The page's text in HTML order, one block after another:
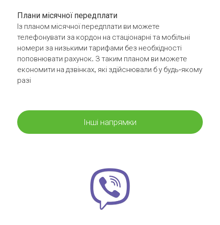
Плани місячної передплати
Із планом місячної передплати ви можете
телефонувати за кордон на стаціонарні та мобільні
номери за низькими тарифами без необхідності
поповнювати рахунок. З таким планом ви можете
економити на дзвінках, які здійснювали б у будь-якому
разі
Інші напрямки